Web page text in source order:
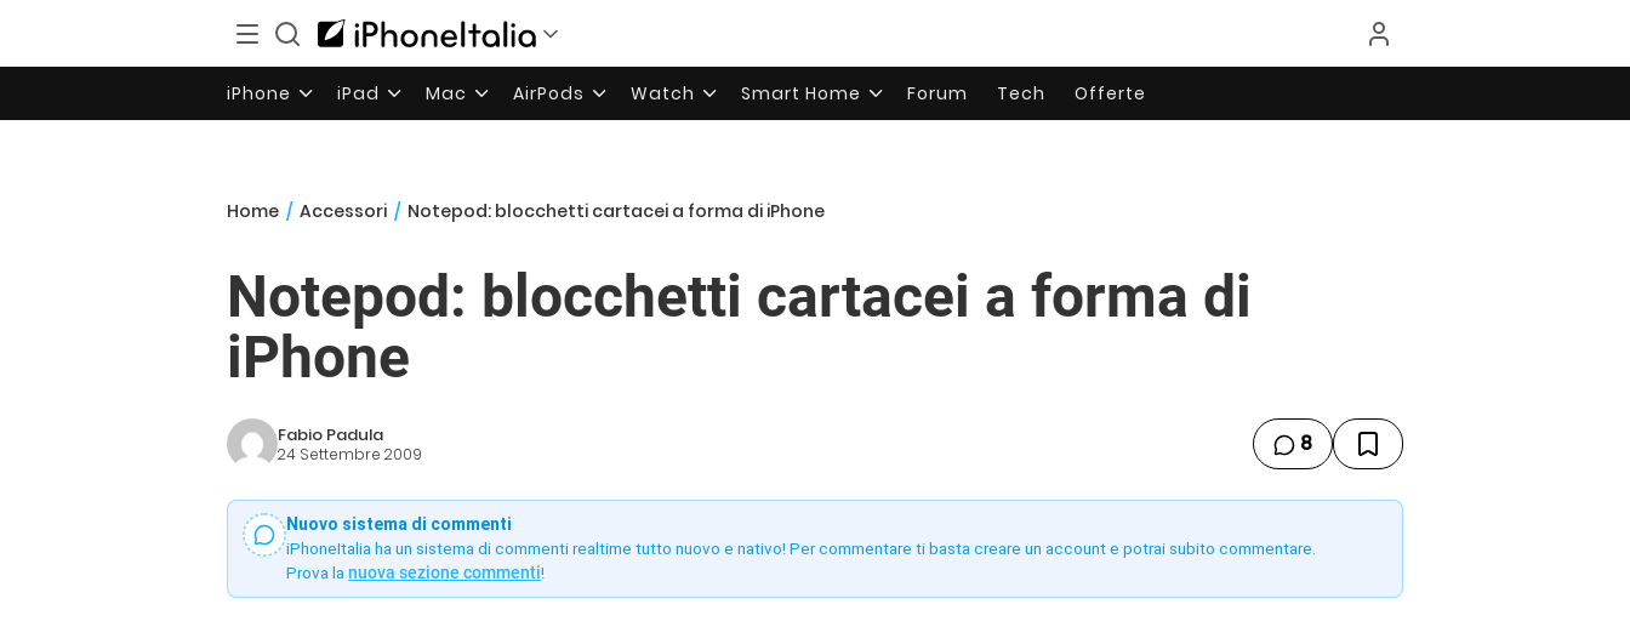
iPhone iPad Mac AirPods Watch Smart Home Forum Tech Offerte
Home / Accessori / Notepod: blocchetti cartacei a forma di iPhone
Notepod: blocchetti cartacei a forma di
iPhone
Fabio Padula
24 Settembre 2009 8
Nuovo sistema di commenti
iPhoneItalia ha un sistema di commenti realtime tutto nuovo e nativo! Per commentare ti basta creare un account e potrai subito commentare.
Prova la nuova sezione commenti!